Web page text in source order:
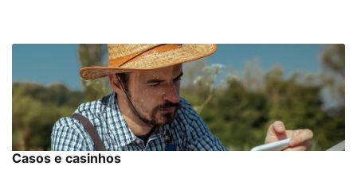
Casos e casinhos